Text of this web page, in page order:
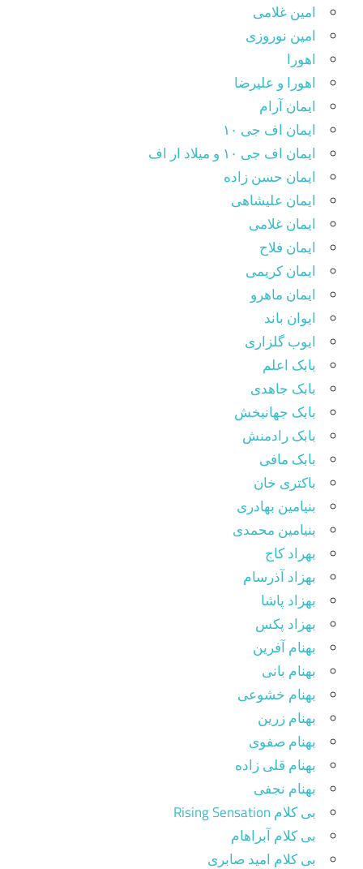
امین غلامی
امین نوروزی
اهورا
اهورا و علیرضا
ایمان آرام
ایمان اف جی ۱۰
ایمان اف جی ۱۰ و میلاد ار اف
ایمان حسن زاده
ایمان علیشاهی
ایمان غلامی
ایمان فلاح
ایمان کریمی
ایمان ماهرو
ایوان باند
ایوب گلزاری
بابک اعلم
بابک جاهدی
بابک جهانبخش
بابک رادمنش
بابک مافی
باکتری خان
بنیامین بهادری
بنیامین محمدی
بهراد کاج
بهزاد آذرسام
بهزاد پاشا
بهزاد پکس
بهنام آفرین
بهنام بانی
بهنام خشوعی
بهنام زرین
بهنام صفوی
بهنام قلی زاده
بهنام نجفی
بی کلام Rising Sensation
بی کلام آبراهام
بی کلام امید صابری